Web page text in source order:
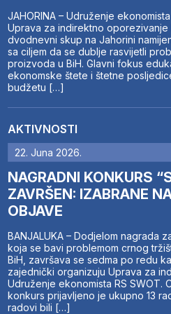
JAHORINA – Udruženje
Uprava za indirektno oporezivanje
dvodnevni skup na Jahorini
sa ciljem da se dublje rasvijetli
proizvoda u BiH. Glavni fokus
ekonomske štete i štetne
budžetu […]
AKTIVNOSTI
22. Juna 2026.
NAGRADNI KONKURS
ZAVRŠEN: IZABRANE
OBJAVE
BANJALUKA – Dodjelom nagrada
koja se bavi problemom crnog
BiH, završava se sedma po redu
zajednički organizuju Uprava za
Udruženje ekonomista RS SWOT.
konkurs prijavljeno je ukupno 13
radovi bili […]